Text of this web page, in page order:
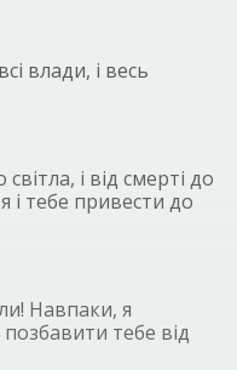
влади, і весь
і від смерті до
і тебе привести до
Навпаки, я
тебе від